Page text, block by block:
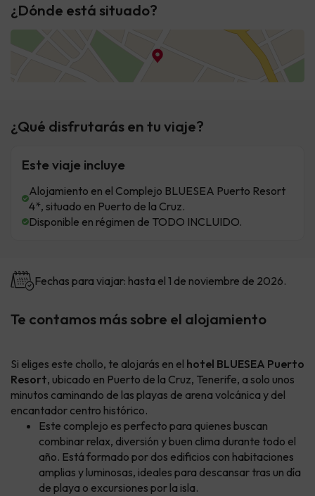
¿Dónde está situado?
¿Qué disfrutarás en tu viaje?
Este viaje incluye
Alojamiento en el Complejo BLUESEA Puerto Resort
4*, situado en Puerto de la Cruz.
Disponible en régimen de TODO INCLUIDO.
Fechas para viajar: hasta el 1 de noviembre de 2026.
Te contamos más sobre el alojamiento
Si eliges este chollo, te alojarás en el hotel BLUESEA Puerto
Resort, ubicado en Puerto de la Cruz, Tenerife, a solo unos
minutos caminando de las playas de arena volcánica y del
encantador centro histórico.
Este complejo es perfecto para quienes buscan
combinar relax, diversión y buen clima durante todo el
año. Está formado por dos edificios con habitaciones
amplias y luminosas, ideales para descansar tras un día
de playa o excursiones por la isla.